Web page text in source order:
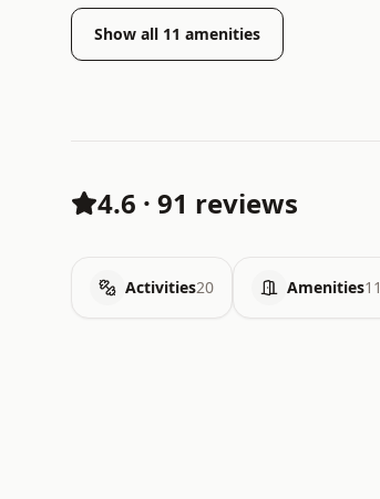
Show all 11 amenities
4.6 · 91 reviews
Activities20 Amenities11